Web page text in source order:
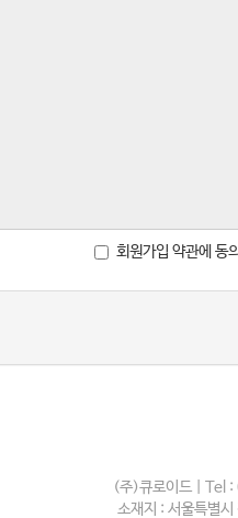
회원가입 약관에 동
(주)큐로이드 |
소재지 : 서울특별